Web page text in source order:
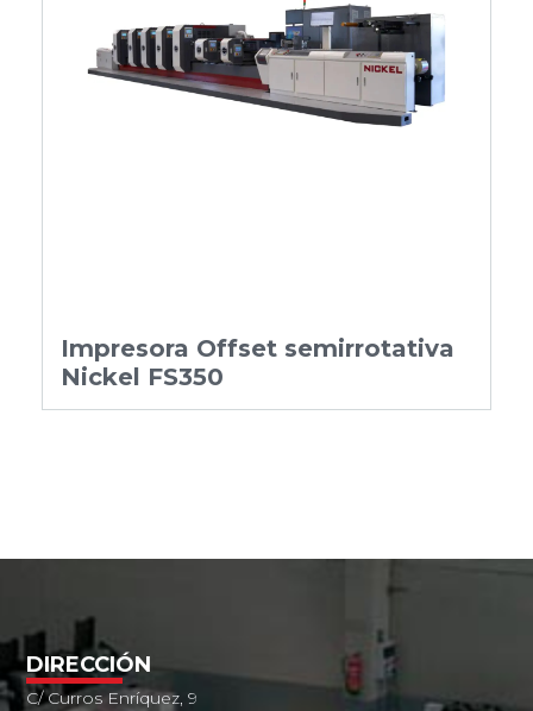
Impresora Offset semirrotativa
Nickel FS350
DIRECCIÓN
C/ Curros Enríquez, 9